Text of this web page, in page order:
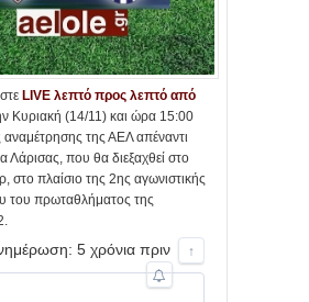
LIVE λεπτό προς λεπτό από
Κυριακή (14/11) και ώρα 15:00
αναμέτρησης της ΑΕΛ απέναντι
Λάρισας, που θα διεξαχθεί στο
στο πλαίσιο της 2ης αγωνιστικής
του πρωταθλήματος της
5 χρόνια πριν ↑